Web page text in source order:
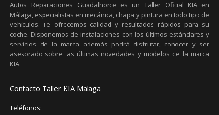
Autos Reparaciones Guadalhorce es un Taller Oficial KIA en
Málaga, especialistas en mecánica, chapa y pintura en todo tipo de
vehículos. Te ofrecemos calidad y resultados rápidos para su
coche. Disponemos de instalaciones con los últimos estándares y
servicios de la marca además podrá disfrutar, conocer y ser
asesorado sobre las últimas novedades y modelos de la marca
KIA.
Contacto Taller KIA Malaga
Teléfonos: